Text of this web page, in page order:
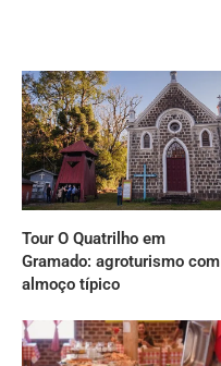
Tour O Quatrilho em
Gramado: agroturismo com
almoço típico